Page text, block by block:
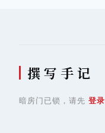
撰 写 手 记
暗房门已锁，请先 登录